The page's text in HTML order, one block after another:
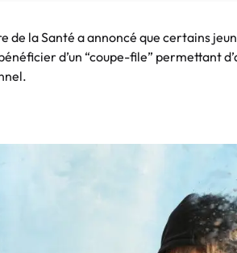
de la Santé a annoncé que certains
d’un “coupe-file” permettant